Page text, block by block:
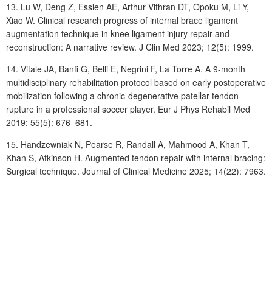
13. Lu W, Deng Z, Essien AE, Arthur Vithran DT, Opoku M, Li Y,
Xiao W. Clinical research progress of internal brace ligament
augmentation technique in knee ligament injury repair and
reconstruction: A narrative review. J Clin Med 2023; 12(5): 1999.
14. Vitale JA, Banfi G, Belli E, Negrini F, La Torre A. A 9-month
multidisciplinary rehabilitation protocol based on early postoperative
mobilization following a chronic-degenerative patellar tendon
rupture in a professional soccer player. Eur J Phys Rehabil Med
2019; 55(5): 676–681.
15. Handzewniak N, Pearse R, Randall A, Mahmood A, Khan T,
Khan S, Atkinson H. Augmented tendon repair with internal bracing:
Surgical technique. Journal of Clinical Medicine 2025; 14(22): 7963.